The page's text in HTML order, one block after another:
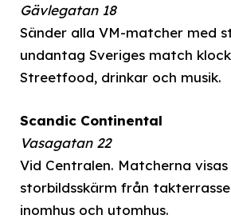
Gävlegatan 18
Sänder alla VM-matcher med
undantag Sveriges match
Streetfood, drinkar och musik.
Scandic Continental
Vasagatan 22
Vid Centralen. Matcherna visas
storbildsskärm från
inomhus och utomhus.